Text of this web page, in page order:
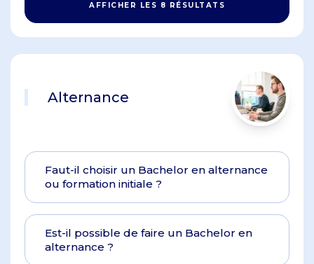
AFFICHER LES 8 RÉSULTATS
Alternance
Faut-il choisir un Bachelor en alternance
ou formation initiale ?
Est-il possible de faire un Bachelor en
alternance ?